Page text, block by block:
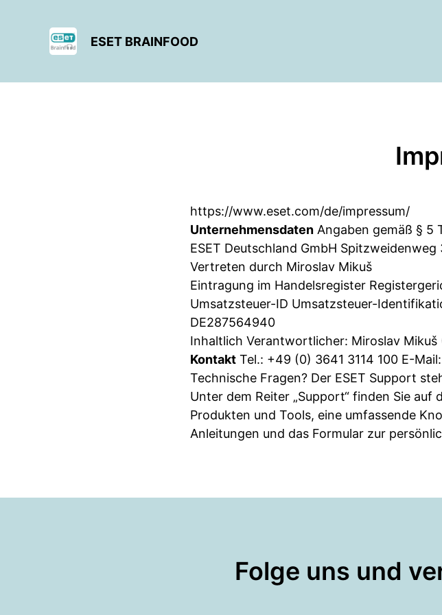
ESET BRAINFOOD
https://www.eset.com/de/impressum/
Unternehmensdaten Angaben gemäß § 5
ESET Deutschland GmbH
Vertreten durch Miroslav Mikuš
Eintragung im Handelsregister
Umsatzsteuer-ID Umsatzsteuer-
DE287564940
Inhaltlich Verantwortlicher: Miroslav Mikuš
Kontakt Tel.: +49 (0) 3641 3114 100 E-Mail:
Technische Fragen? Der ESET Support
Unter dem Reiter „Support“ finden Sie
Produkten und Tools, eine umfassende
Anleitungen und das Formular zur
Folge uns und